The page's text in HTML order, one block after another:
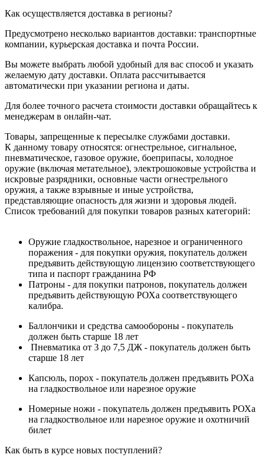
Как осуществляется доставка в регионы?
Предусмотрено несколько вариантов доставки: транспортные
компании, курьерская доставка и почта России.
Вы можете выбрать любой удобный для вас способ и указать
желаемую дату доставки. Оплата рассчитывается
автоматически при указании региона и даты.
Для более точного расчета стоимости доставки обращайтесь к
менеджерам в онлайн-чат.
Товары, запрещенные к пересылке службами доставки.
К данному товару относятся: огнестрельное, сигнальное,
пневматическое, газовое оружие, боеприпасы, холодное
оружие (включая метательное), электрошоковые устройства и
искровые разрядники, основные части огнестрельного
оружия, а также взрывные и иные устройства,
представляющие опасность для жизни и здоровья людей.
Список требований для покупки товаров разных категорий:
Оружие гладкоствольное, нарезное и ограниченного
поражения - для покупки оружия, покупатель должен
предъявить действующую лицензию соответствующего
типа и паспорт гражданина РФ
Патроны - для покупки патронов, покупатель должен
предъявить действующую РОХа соответствующего
калибра.
Баллончики и средства самообороны - покупатель
должен быть старше 18 лет
Пневматика от 3 до 7,5 ДЖ - покупатель должен быть
старше 18 лет
Капсюль, порох - покупатель должен предъявить РОХа
на гладкоствольное или нарезное оружие
Номерные ножи - покупатель должен предъявить РОХа
на гладкоствольное или нарезное оружие и охотничий
билет
Как быть в курсе новых поступлений?